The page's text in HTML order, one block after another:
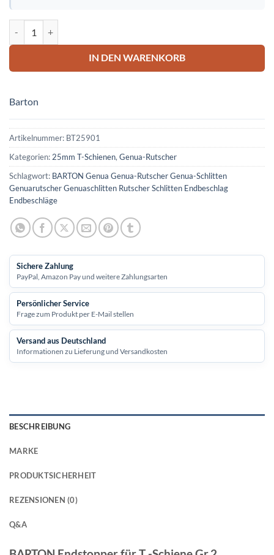
IN DEN WARENKORB
Barton
Artikelnummer: BT25901
Kategorien:25mm T-Schienen, Genua-Rutscher
Schlagwort: BARTON Genua Genua-Rutscher Genua-Schlitten
Genuarutscher Genuaschlitten Rutscher Schlitten Endbeschlag
Endbeschläge
Sichere Zahlung
PayPal, Amazon Pay und weitere Zahlungsarten
Persönlicher Service
Frage zum Produkt per E-Mail stellen
Versand aus Deutschland
Informationen zu Lieferung und Versandkosten
BESCHREIBUNG
MARKE
PRODUKTSICHERHEIT
REZENSIONEN (0)
Q&A